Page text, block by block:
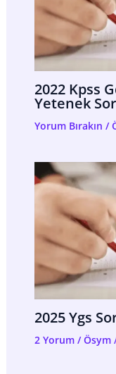
2022 Kpss
Yetenek
Yorum Bırakın /
2025 Ygs
2 Yorum /Ösym/